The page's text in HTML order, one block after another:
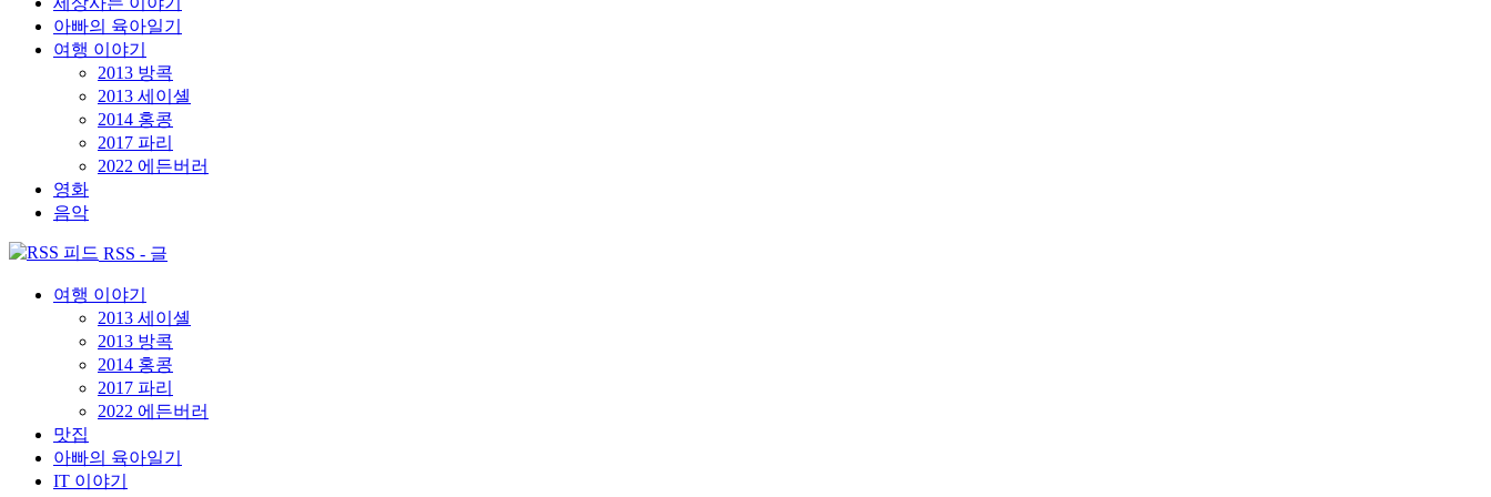
아빠의 육아일기
여행 이야기
2013 방콕
2013 세이셸
2014 홍콩
2017 파리
2022 에든버러
영화
음악
RSS - 글
여행 이야기
2013 세이셸
2013 방콕
2014 홍콩
2017 파리
2022 에든버러
맛집
아빠의 육아일기
IT 이야기